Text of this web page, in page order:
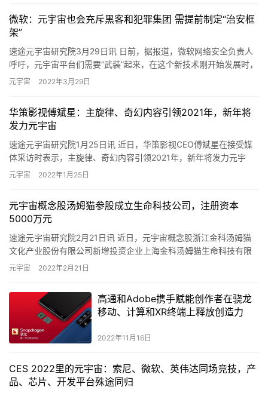
微软：元宇宙也会充斥黑客和犯罪集团 需提前制定“治安框
架”
速途元宇宙研究院3月29日讯 日前，据报道，微软网络安全负责人
呼吁，元宇宙平台们需要“武装”起来，在这个新技术刚开始发展时，
就阻止黑客和犯罪集团破坏。 微软新上任的安全负责人查理·…
元宇宙 2022年3月29日
华策影视傅斌星：主旋律、奇幻内容引领2021年，新年将
发力元宇宙
速途元宇宙研究院1月25日讯 近日，华策影视CEO傅斌星在接受媒
体采访时表示，主旋律、奇幻内容引领2021年，新年将发力元宇
宙。她表示，华策将杭州事业群调整为杭州剧集中心，且与大剧…
元宇宙 2022年1月25日
元宇宙概念股汤姆猫参股成立生命科技公司，注册资本
5000万元
速途元宇宙研究院2月21日讯 近日，元宇宙概念股浙江金科汤姆猫
文化产业股份有限公司新增投资企业上海金科汤姆猫生命科技有限
公司，投资比例40%。 上海金科汤姆猫生命科技有限公司成立于…
元宇宙 2022年2月21日
高通和Adobe携手赋能创作者在骁龙
移动、计算和XR终端上释放创造力
2022年11月16日
CES 2022里的元宇宙：索尼、微软、英伟达同场竞技，产
品、芯片、开发平台殊途同归